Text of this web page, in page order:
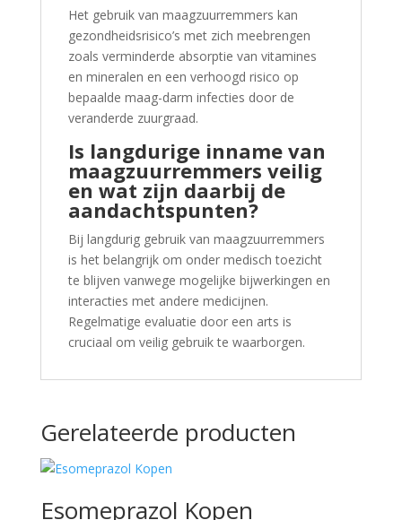
Het gebruik van maagzuurremmers kan
gezondheidsrisico’s met zich meebrengen
zoals verminderde absorptie van vitamines
en mineralen en een verhoogd risico op
bepaalde maag-darm infecties door de
veranderde zuurgraad.
Is langdurige inname van
maagzuurremmers veilig
en wat zijn daarbij de
aandachtspunten?
Bij langdurig gebruik van maagzuurremmers
is het belangrijk om onder medisch toezicht
te blijven vanwege mogelijke bijwerkingen en
interacties met andere medicijnen.
Regelmatige evaluatie door een arts is
cruciaal om veilig gebruik te waarborgen.
Gerelateerde producten
Esomeprazol Kopen